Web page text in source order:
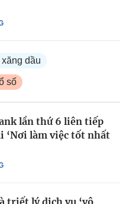
dầu
số
lần thứ 6 liên tiếp
‘Nơi làm việc tốt nhất